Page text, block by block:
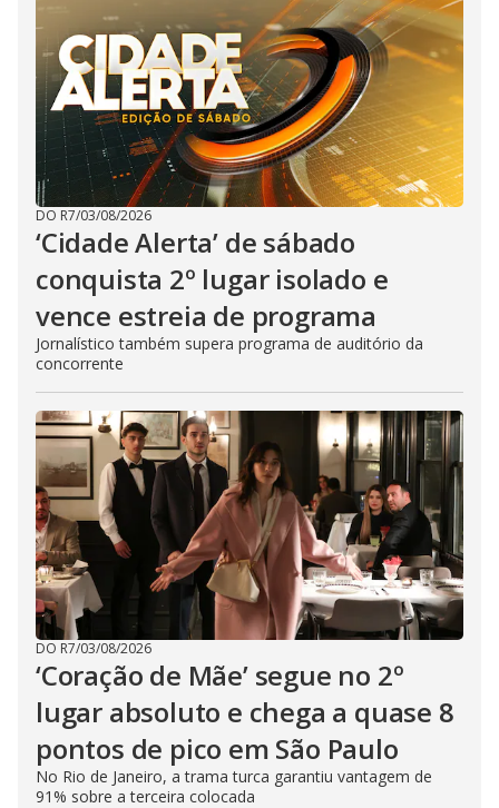
DO R7/03/08/2026
‘Cidade Alerta’ de sábado
conquista 2º lugar isolado e
vence estreia de programa
Jornalístico também supera programa de auditório da
concorrente
DO R7/03/08/2026
‘Coração de Mãe’ segue no 2º
lugar absoluto e chega a quase 8
pontos de pico em São Paulo
No Rio de Janeiro, a trama turca garantiu vantagem de
91% sobre a terceira colocada